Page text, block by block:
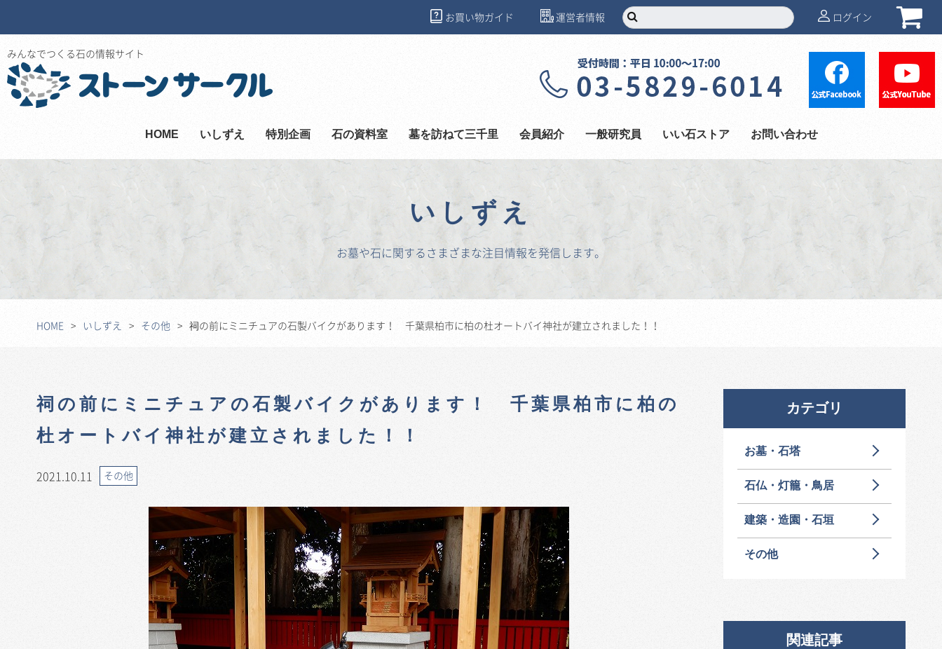
お買い物ガイド 運営者情報 ログイン
みんなでつくる石の情報サイト
HOME いしずえ 特別企画 石の資料室 墓を訪ねて三千里 会員紹介 一般研究員 いい石ストア お問い合わせ
いしずえ
お墓や石に関するさまざまな注目情報を発信します。
HOME いしずえ その他 祠の前にミニチュアの石製バイクがあります！ 千葉県柏市に柏の杜オートバイ神社が建立されました！！
祠の前にミニチュアの石製バイクがあります！ 千葉県柏市に柏の
杜オートバイ神社が建立されました！！
2021.10.11 その他
カテゴリ
お墓・石塔
石仏・灯籠・鳥居
建築・造園・石垣
その他
関連記事